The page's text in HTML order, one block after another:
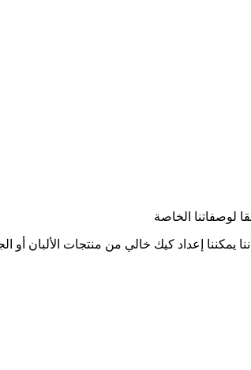
لوصفاتنا الخاصة
إعداد كيك خالي من منتجات الألبان أو